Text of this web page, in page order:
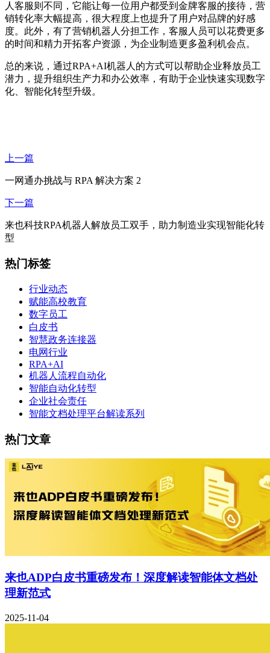
人客服则不同，它能让每一位用户都受到金牌客服的接待，营
销转化率大幅提高，很大程度上也提升了用户对品牌的好感
度。此外，有了营销机器人分担工作，客服人员可以花费更多
的时间和精力开拓客户资源，为企业制造更多盈利机会点。
总的来说，通过RPA+AI机器人的方式可以帮助企业释放员工
潜力，提升组织生产力和办公效率，有助于企业快速实现数字
化、智能化转型升级。
上一篇
一网通办挑战与 RPA 解决方案 2
下一篇
来也科技RPA机器人解放员工双手，助力制造业实现智能化转
型
热门标签
行业动态
赋能高校教育
数字员工
白皮书
智慧政务连接器
电网行业
RPA+AI
机器人流程自动化
智能自动化转型
企业社会责任
智能文档处理平台解读系列
热门文章
来也ADP白皮书重磅发布！深度解读智能体文档处
理新范式
2025-11-04